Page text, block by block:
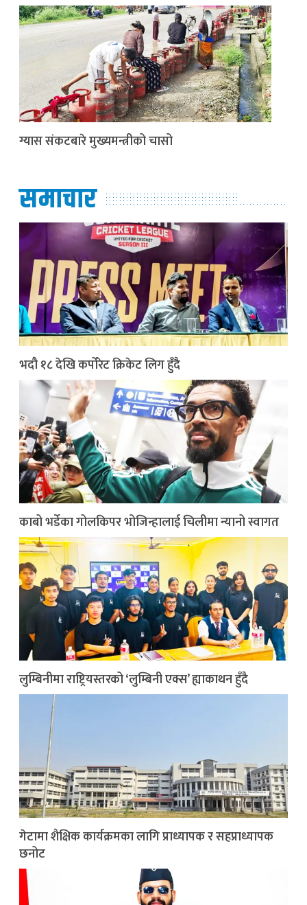
ग्यास संकटबारे मुख्यमन्त्रीको चासो
समाचार
भदौ १८ देखि कर्पोरेट क्रिकेट लिग हुँदै
काबो भर्डेका गोलकिपर भोजिन्हालाई चिलीमा न्यानो स्वागत
लुम्बिनीमा राष्ट्रियस्तरको ‘लुम्बिनी एक्स’ ह्याकाथन हुँदै
गेटामा शैक्षिक कार्यक्रमका लागि प्राध्यापक र सहप्राध्यापक
छनोट